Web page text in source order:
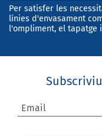
Per satisfer les
línies d'envasament
l'ompliment, el tapatge
Email